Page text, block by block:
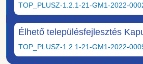
TOP_PLUSZ-1.2.1-21-GM1-2022-
Élhető településfejlesztés
TOP_PLUSZ-1.2.1-21-GM1-2022-